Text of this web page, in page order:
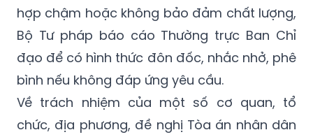
hợp chậm hoặc không bảo đảm chất lượng,
Bộ Tư pháp báo cáo Thường trực Ban Chỉ
đạo để có hình thức đôn đốc, nhắc nhở, phê
bình nếu không đáp ứng yêu cầu.
Về trách nhiệm của một số cơ quan, tổ
chức, địa phương, đề nghị Tòa án nhân dân